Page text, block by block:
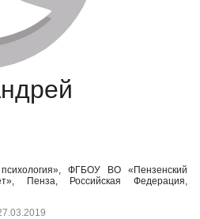
ФГБОУ ВО «Пензенский
Пенза, Российская Федерация,